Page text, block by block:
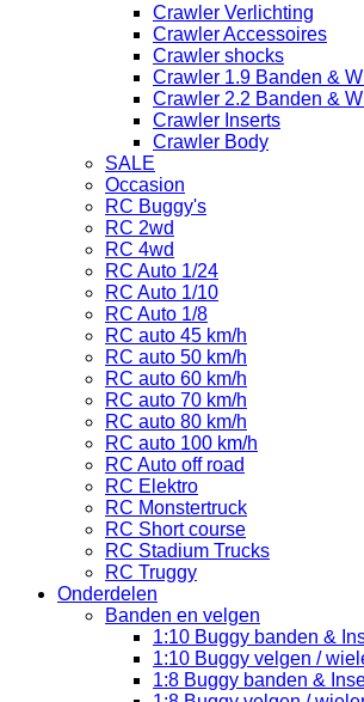
Crawler Verlichting
Crawler Accessoires
Crawler shocks
Crawler 1.9 Banden &
Crawler 2.2 Banden &
Crawler Inserts
Crawler Body
SALE
Occasion
RC Buggy's
RC 2wd
RC 4wd
RC Auto 1/24
RC Auto 1/10
RC Auto 1/8
RC auto 45 km/h
RC auto 50 km/h
RC auto 60 km/h
RC auto 70 km/h
RC auto 80 km/h
RC auto 100 km/h
RC Auto off road
RC Elektro
RC Monstertruck
RC Short course
RC Stadium Trucks
RC Truggy
Onderdelen
Banden en velgen
1:10 Buggy banden &
1:10 Buggy velgen /
1:8 Buggy banden &